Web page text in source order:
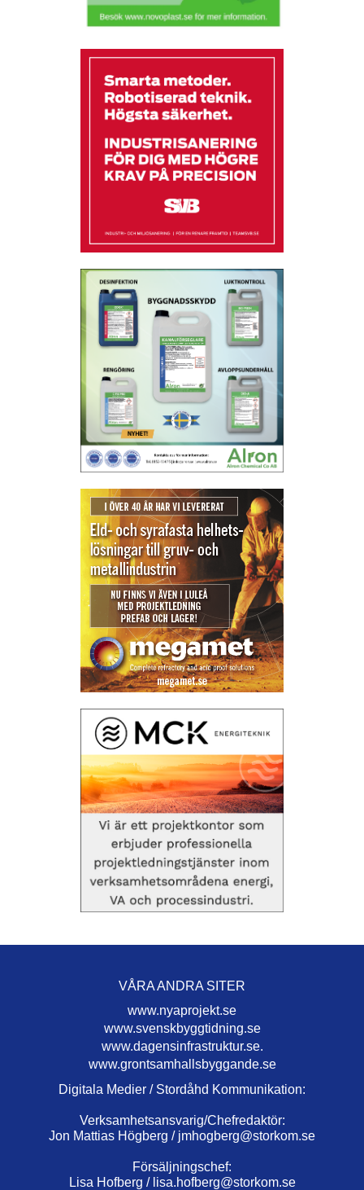
VÅRA ANDRA SITER
www.nyaprojekt.se
www.svenskbyggtidning.se
www.dagensinfrastruktur.se.
www.grontsamhallsbyggande.se
Digitala Medier / Stordåhd Kommunikation:
Verksamhetsansvarig/Chefredaktör:
Jon Mattias Högberg / jmhogberg@storkom.se
Försäljningschef:
Lisa Hofberg / lisa.hofberg@storkom.se